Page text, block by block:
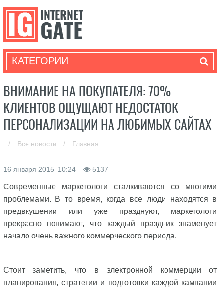
КАТЕГОРИИ
ВНИМАНИЕ НА ПОКУПАТЕЛЯ: 70%
КЛИЕНТОВ ОЩУЩАЮТ НЕДОСТАТОК
ПЕРСОНАЛИЗАЦИИ НА ЛЮБИМЫХ САЙТАХ
/ Все новости / Главная
16 января 2015, 10:24 5137
Современные маркетологи сталкиваются со многими
проблемами. В то время, когда все люди находятся в
предвкушении или уже празднуют, маркетологи
прекрасно понимают, что каждый праздник знаменует
начало очень важного коммерческого периода.
Стоит заметить, что в электронной коммерции от
планирования, стратегии и подготовки каждой кампании